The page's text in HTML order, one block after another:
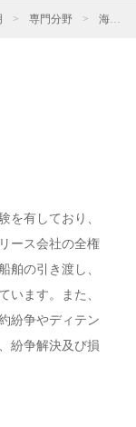
> 専門分野 > 海事・海商
を有しており、
ース会社の全権
舶の引き渡し、
います。また、
紛争やディテン
紛争解決及び損